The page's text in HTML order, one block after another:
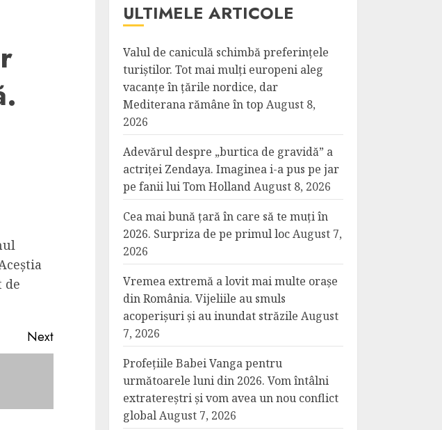
de
Next
ULTIMELE ARTICOLE
Valul de caniculă schimbă preferințele
turiștilor. Tot mai mulți europeni aleg
vacanțe în țările nordice, dar
Mediterana rămâne în top August 8,
2026
Adevărul despre „burtica de gravidă” a
actriței Zendaya. Imaginea i-a pus pe jar
pe fanii lui Tom HollandAugust 8, 2026
Cea mai bună țară în care să te muți în
2026. Surpriza de pe primul locAugust 7,
2026
Vremea extremă a lovit mai multe orașe
din România. Vijeliile au smuls
acoperișuri și au inundat străzile August
7, 2026
Profețiile Babei Vanga pentru
următoarele luni din 2026. Vom întâlni
extratereștri și vom avea un nou conflict
globalAugust 7, 2026